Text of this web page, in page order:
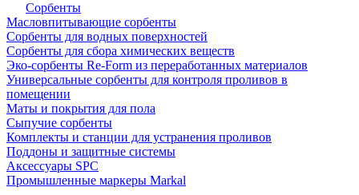
Сорбенты
Масловпитывающие сорбенты
Сорбенты для водных поверхностей
Сорбенты для сбора химических веществ
Эко-сорбенты Re-Form из переработанных материалов
Универсальные сорбенты для контроля проливов в
помещении
Маты и покрытия для пола
Сыпучие сорбенты
Комплекты и станции для устранения проливов
Поддоны и защитные системы
Аксессуары SPC
Промышленные маркеры Markal